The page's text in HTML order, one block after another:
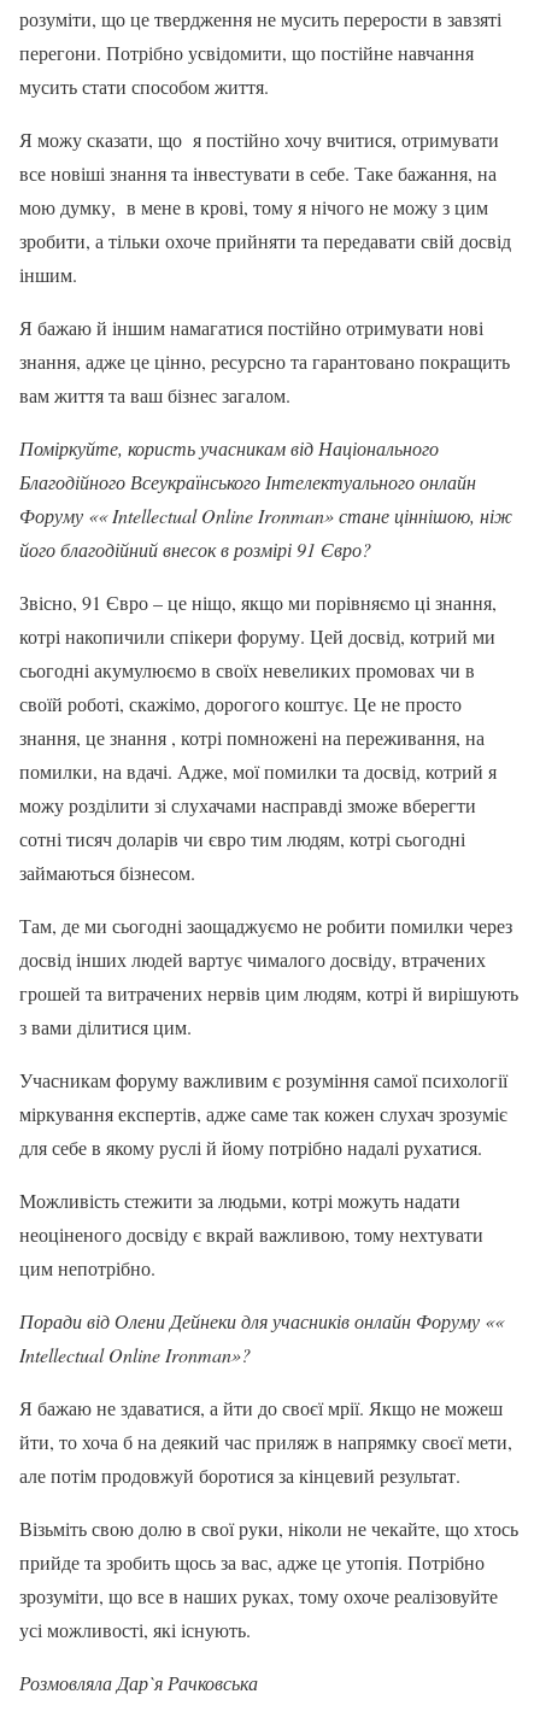
розуміти, що це твердження не мусить перерости в завзяті
перегони. Потрібно усвідомити, що постійне навчання
мусить стати способом життя.
Я можу сказати, що я постійно хочу вчитися, отримувати
все новіші знання та інвестувати в себе. Таке бажання, на
мою думку, в мене в крові, тому я нічого не можу з цим
зробити, а тільки охоче прийняти та передавати свій досвід
іншим.
Я бажаю й іншим намагатися постійно отримувати нові
знання, адже це цінно, ресурсно та гарантовано покращить
вам життя та ваш бізнес загалом.
Поміркуйте, користь учасникам від Національного
Благодійного Всеукраїнського Інтелектуального онлайн
Форуму «« Intellectual Online Ironman» стане ціннішою, ніж
його благодійний внесок в розмірі 91 Євро?
Звісно, 91 Євро – це ніщо, якщо ми порівняємо ці знання,
котрі накопичили спікери форуму. Цей досвід, котрий ми
сьогодні акумулюємо в своїх невеликих промовах чи в
своїй роботі, скажімо, дорогого коштує. Це не просто
знання, це знання , котрі помножені на переживання, на
помилки, на вдачі. Адже, мої помилки та досвід, котрий я
можу розділити зі слухачами насправді зможе вберегти
сотні тисяч доларів чи євро тим людям, котрі сьогодні
займаються бізнесом.
Там, де ми сьогодні заощаджуємо не робити помилки через
досвід інших людей вартує чималого досвіду, втрачених
грошей та витрачених нервів цим людям, котрі й вирішують
з вами ділитися цим.
Учасникам форуму важливим є розуміння самої психології
міркування експертів, адже саме так кожен слухач зрозуміє
для себе в якому руслі й йому потрібно надалі рухатися.
Можливість стежити за людьми, котрі можуть надати
неоціненого досвіду є вкрай важливою, тому нехтувати
цим непотрібно.
Поради від Олени Дейнеки для учасників онлайн Форуму ««
Intellectual Online Ironman»?
Я бажаю не здаватися, а йти до своєї мрії. Якщо не можеш
йти, то хоча б на деякий час приляж в напрямку своєї мети,
але потім продовжуй боротися за кінцевий результат.
Візьміть свою долю в свої руки, ніколи не чекайте, що хтось
прийде та зробить щось за вас, адже це утопія. Потрібно
зрозуміти, що все в наших руках, тому охоче реалізовуйте
усі можливості, які існують.
Розмовляла Дар`я Рачковська